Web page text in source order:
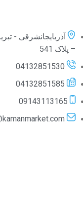
آذربایجانشرقی -
– پلاک 541
04132851530
04132851585
09143113165